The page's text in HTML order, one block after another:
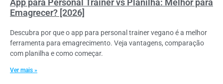
App para Personal Trainer vs Planilha: Melhor para
Emagrecer? [2026]
Descubra por que o app para personal trainer vegano é a melhor
ferramenta para emagrecimento. Veja vantagens, comparação
com planilha e como começar.
Ver mais »